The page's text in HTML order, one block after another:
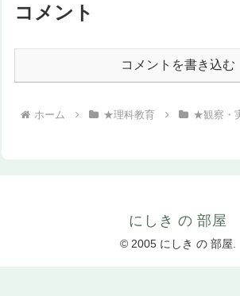
コメント
コメントを書き込む
ホーム ★理科教育 ★観察・
にしき の 部屋
© 2005 にしき の 部屋.